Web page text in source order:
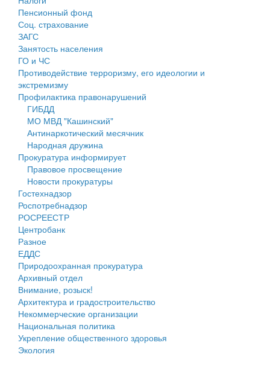
Противодействие коррупции
Контрольно-счетная палата
Персональные данные
Оценка регулирующего воздействия
Деятельность МУ
Нормативы градостроительного проектирования
Правила землепользования и застройки
Генеральные планы
Проекты планировки территории
Собрание депутатов
Городское поселение
Сельские поселения
Пенсионный фонд
Соц. страхование
ЗАГС
Занятость населения
ГО и ЧС
Противодействие терроризму, его идеологии и
экстремизму
Профилактика правонарушений
ГИБДД
МО МВД "Кашинский"
Антинаркотический месячник
Народная дружина
Прокуратура информирует
Правовое просвещение
Новости прокуратуры
Гостехнадзор
Роспотребнадзор
РОСРЕЕСТР
Центробанк
Разное
ЕДДС
Природоохранная прокуратура
Архивный отдел
Внимание, розыск!
Архитектура и градостроительство
Некоммерческие организации
Национальная политика
Укрепление общественного здоровья
Экология